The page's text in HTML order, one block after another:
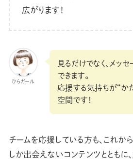
広がります！
ひらガール
見るだけでなく、メッ
できます。
応援する気持ちが“か
空間です！
チームを応援している方も、これか
しか出会えないコンテンツとともに